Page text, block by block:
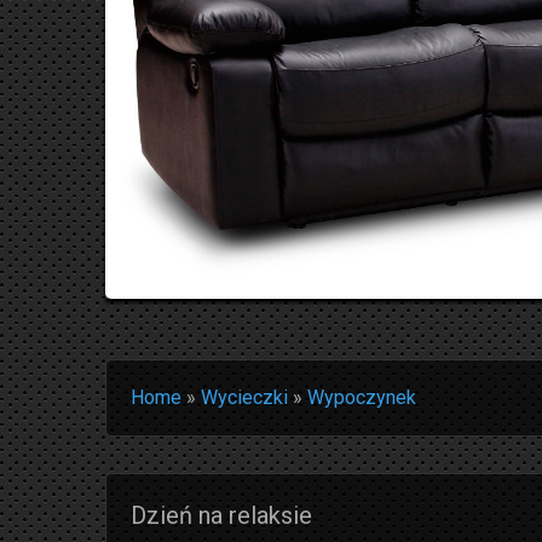
Home»Wycieczki»Wypoczynek
Dzień na relaksie